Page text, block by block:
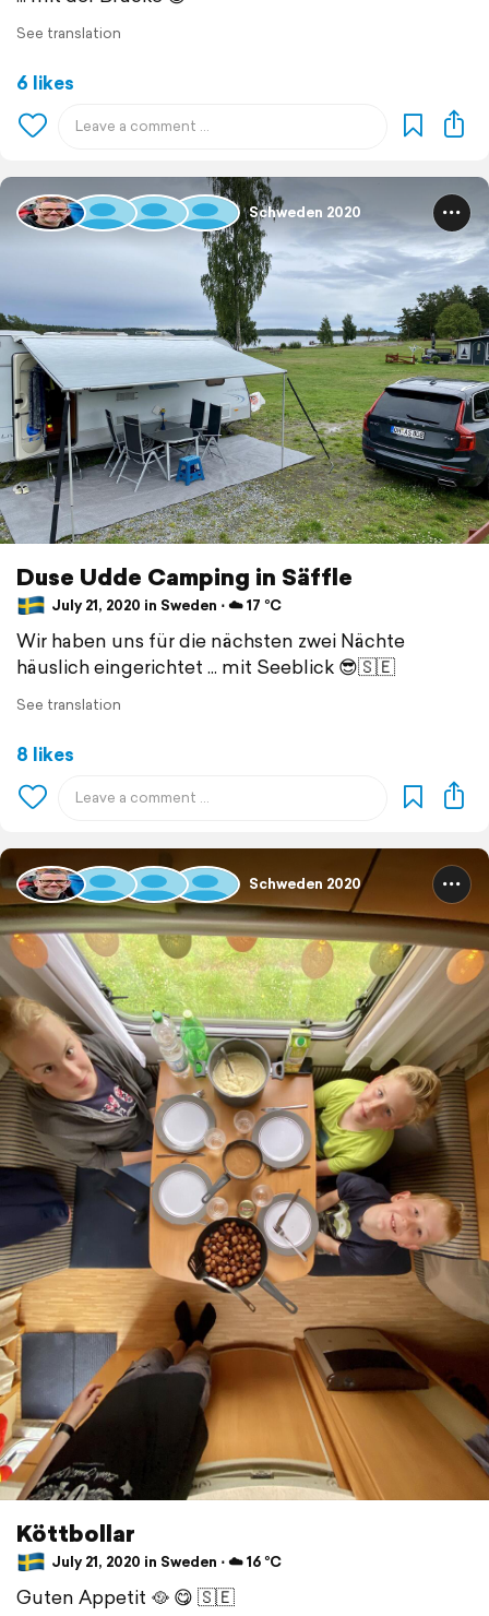
See translation
6 likes
Schweden 2020
Duse Udde Camping in Säffle
July 21, 2020 in Sweden ⋅ ☁️ 17 °C
Wir haben uns für die nächsten zwei Nächte
häuslich eingerichtet ... mit Seeblick 😎🇸🇪
See translation
8 likes
Schweden 2020
Köttbollar
July 21, 2020 in Sweden ⋅ ☁️ 16 °C
Guten Appetit 🥘 😋 🇸🇪